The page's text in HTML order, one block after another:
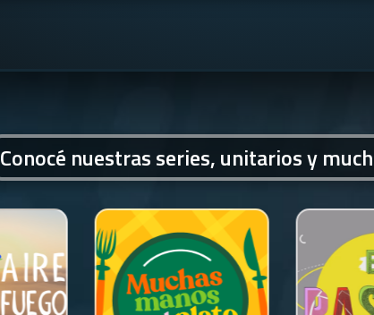
Conocé nuestras series, unitarios y